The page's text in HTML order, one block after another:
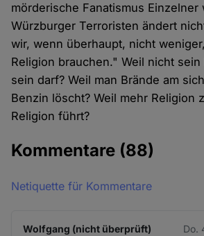
mörderische Fanatismus Einzelner
Würzburger Terroristen ändert
wir, wenn überhaupt, nicht
Religion brauchen." Weil nicht
sein darf? Weil man Brände am
Benzin löscht? Weil mehr Religion
Religion führt?
Kommentare (88)
Netiquette für Kommentare
Wolfgang (nicht überprüft) Do.